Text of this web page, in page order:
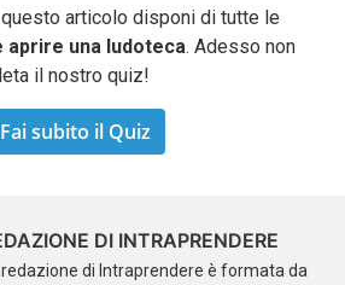
articolo disponi di tutte le
aprire una ludoteca. Adesso non
il nostro quiz!
Fai subito il Quiz
DI INTRAPRENDERE
redazione di Intraprendere è formata da